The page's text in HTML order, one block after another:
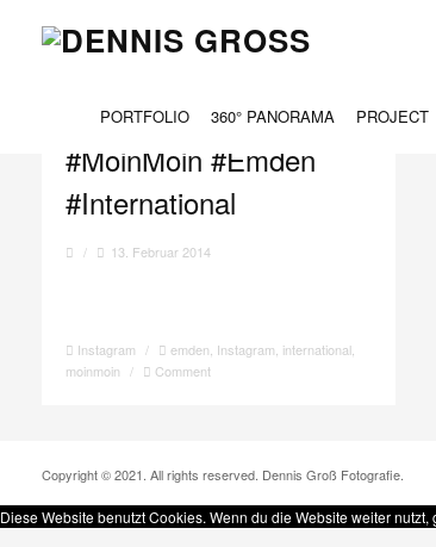
PORTFOLIO 360° PANORAMA PROJECT
TAG ARCHIVES:EMDEN
#MoinMoin #Emden
#International
/ 13. Februar 2014
Instagram / emden, Instagram, international,
moinmoin / Comment
Copyright © 2021. All rights reserved. Dennis Groß Fotografie.
Diese Website benutzt Cookies. Wenn du die Website weiter